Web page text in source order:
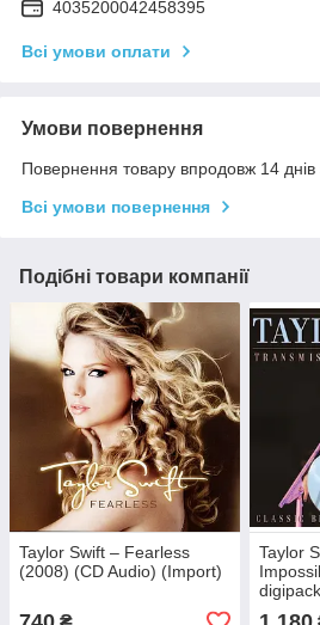
4035200042458395
Всі умови оплати
Умови повернення
Повернення товару впродовж 14 днів
Всі умови повернення
Подібні товари компанії
Taylor Swift – Fearless
(2008) (CD Audio) (Import)
Taylor
(Import)